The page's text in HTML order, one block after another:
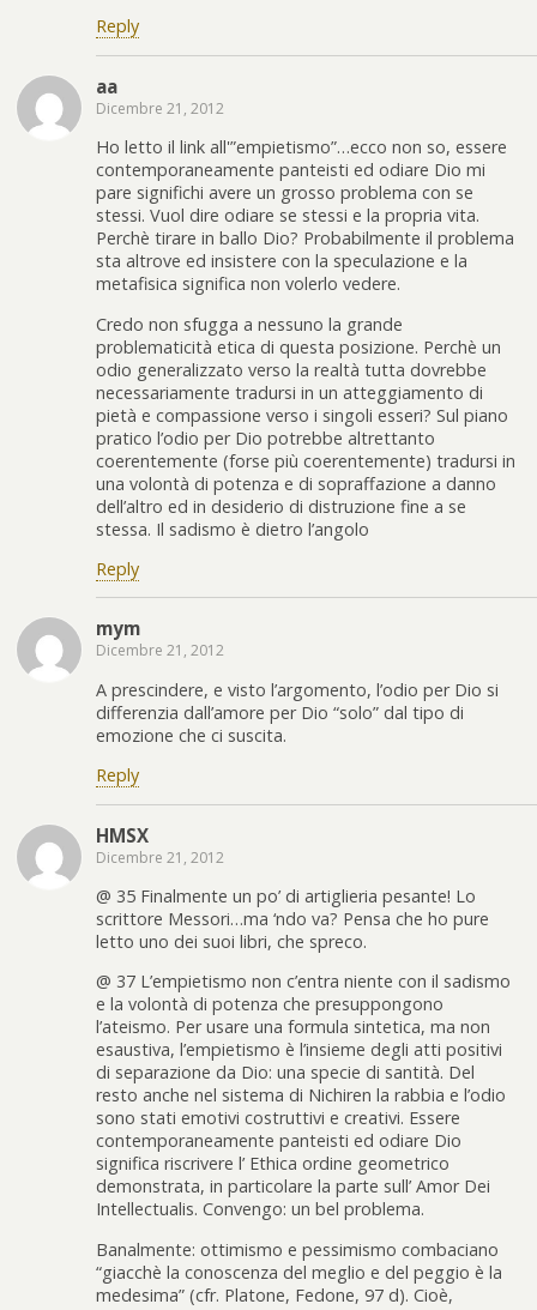
Reply
aa
Dicembre 21, 2012
Ho letto il link all'”empietismo”…ecco non so, essere
contemporaneamente panteisti ed odiare Dio mi
pare significhi avere un grosso problema con se
stessi. Vuol dire odiare se stessi e la propria vita.
Perchè tirare in ballo Dio? Probabilmente il problema
sta altrove ed insistere con la speculazione e la
metafisica significa non volerlo vedere.
Credo non sfugga a nessuno la grande
problematicità etica di questa posizione. Perchè un
odio generalizzato verso la realtà tutta dovrebbe
necessariamente tradursi in un atteggiamento di
pietà e compassione verso i singoli esseri? Sul piano
pratico l’odio per Dio potrebbe altrettanto
coerentemente (forse più coerentemente) tradursi in
una volontà di potenza e di sopraffazione a danno
dell’altro ed in desiderio di distruzione fine a se
stessa. Il sadismo è dietro l’angolo
Reply
mym
Dicembre 21, 2012
A prescindere, e visto l’argomento, l’odio per Dio si
differenzia dall’amore per Dio “solo” dal tipo di
emozione che ci suscita.
Reply
HMSX
Dicembre 21, 2012
@ 35 Finalmente un po’ di artiglieria pesante! Lo
scrittore Messori…ma ‘ndo va? Pensa che ho pure
letto uno dei suoi libri, che spreco.
@ 37 L’empietismo non c’entra niente con il sadismo
e la volontà di potenza che presuppongono
l’ateismo. Per usare una formula sintetica, ma non
esaustiva, l’empietismo è l’insieme degli atti positivi
di separazione da Dio: una specie di santità. Del
resto anche nel sistema di Nichiren la rabbia e l’odio
sono stati emotivi costruttivi e creativi. Essere
contemporaneamente panteisti ed odiare Dio
significa riscrivere l’ Ethica ordine geometrico
demonstrata, in particolare la parte sull’ Amor Dei
Intellectualis. Convengo: un bel problema.
Banalmente: ottimismo e pessimismo combaciano
“giacchè la conoscenza del meglio e del peggio è la
medesima” (cfr. Platone, Fedone, 97 d). Cioè,